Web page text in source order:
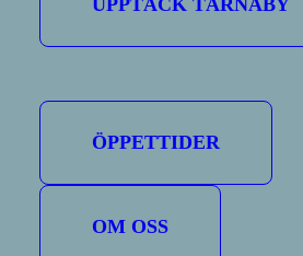
UPPTÄCK TÄRNABY
ÖPPETTIDER
OM OSS
Anmälan:Minimonne
11:00 Anmälan och
11:30 Start
15:00 Barnens afterski